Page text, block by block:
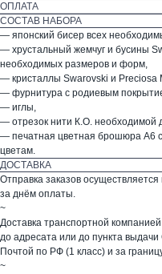
ОПЛАТА
СОСТАВ НАБОРА
— японский бисер всех
— хрустальный жемчуг и бусины
необходимых размеров и форм,
— кристаллы Swarovski и Preciosa
— фурнитура с родиевым
— иглы,
— отрезок нити К.О. необходимой
— печатная цветная брошюра А6 с
цветам.
ДОСТАВКА
Отправка заказов
за днём оплаты.
~
Доставка транспортной
до адресата или до пункта
Почтой по РФ (1 класс) и за
~